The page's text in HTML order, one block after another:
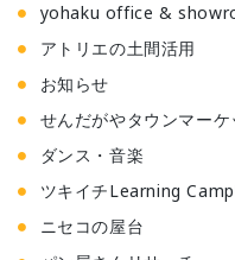
yohaku office &
アトリエの土間活用
お知らせ
せんだがやタウンマー
ダンス・音楽
ツキイチLearning
ニセコの屋台